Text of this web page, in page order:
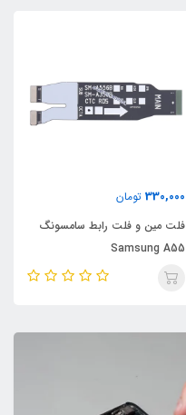
330,000 تومان
فلت مین و فلت رابط سامسونگ
Samsung A55